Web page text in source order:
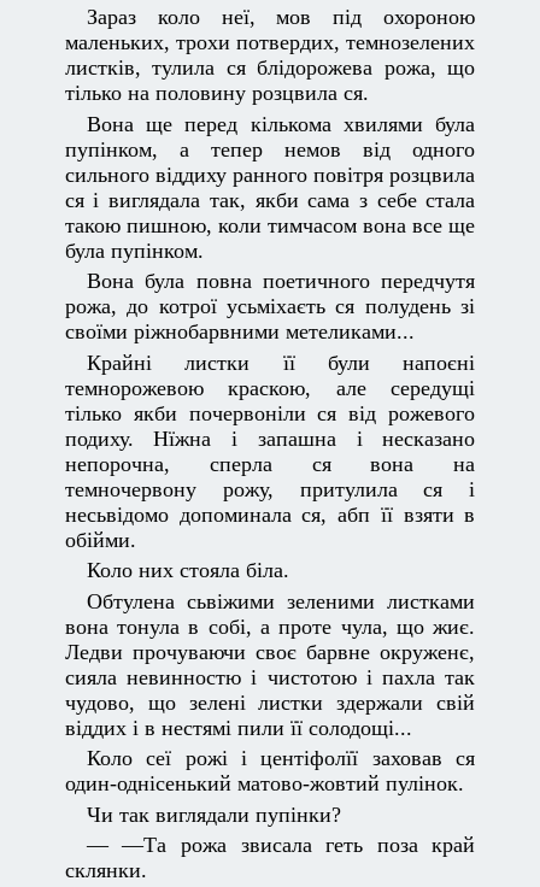
Зараз коло неї, мов під охороною
маленьких, трохи потвердих, темнозелених
листків, тулила ся блідорожева рожа, що
тілько на половину розцвила ся.
Вона ще перед кількома хвилями була
пупінком, а тепер немов від одного
сильного віддиху ранного повітря розцвила
ся і виглядала так, якби сама з себе стала
такою пишною, коли тимчасом вона все ще
була пупінком.
Вона була повна поетичного передчутя
рожа, до котрої усьміхаєть ся полудень зі
своїми ріжнобарвними метеликами...
Крайні листки її були напоєні
темнорожевою краскою, але середущі
тілько якби почервоніли ся від рожевого
подиху. Нїжна і запашна і несказано
непорочна, сперла ся вона на
темночервону рожу, притулила ся і
несьвідомо допоминала ся, абп її взяти в
обійми.
Коло них стояла біла.
Обтулена сьвіжими зеленими листками
вона тонула в собі, а проте чула, що жиє.
Ледви прочуваючи своє барвне окруженє,
сияла невинностю і чистотою і пахла так
чудово, що зелені листки здержали свій
віддих і в нестямі пили її солодощі...
Коло сеї рожі і центіфолїї заховав ся
один-однісенький матово-жовтий пулінок.
Чи так виглядали пупінки?
— —Та рожа звисала геть поза край
склянки.